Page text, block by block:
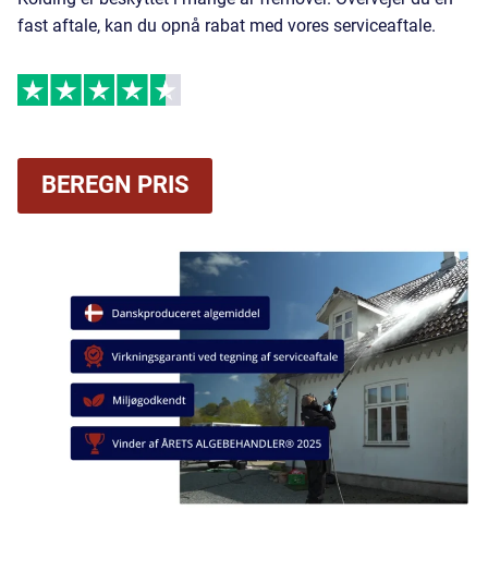
fast aftale, kan du opnå rabat med vores serviceaftale.
BEREGN PRIS